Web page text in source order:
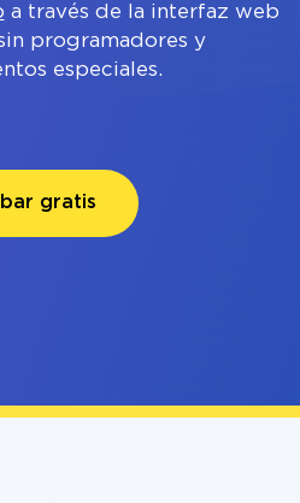
a través de la interfaz web
programadores y
especiales.
gratis